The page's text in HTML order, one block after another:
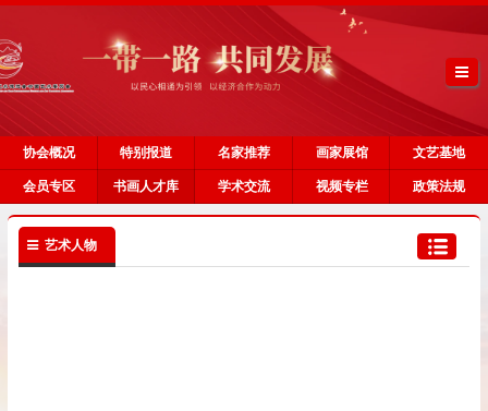
协会概况 特别报道 名家推荐 画家展馆 文艺基地
会员专区 书画人才库 学术交流 视频专栏 政策法规
艺术人物